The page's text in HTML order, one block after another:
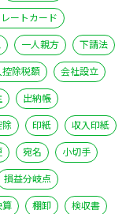
ートカード
一人親方
下請法
控除税額
会社設立
出納帳
除 印紙
収入印紙
宛名
小切手
損益分岐点
算 棚卸
検収書